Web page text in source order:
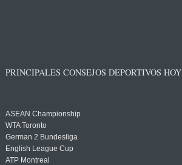
PRINCIPALES CONSEJOS DEPORTIVOS HOY
ASEAN Championship
WTA Toronto
German 2 Bundesliga
English League Cup
ATP Montreal